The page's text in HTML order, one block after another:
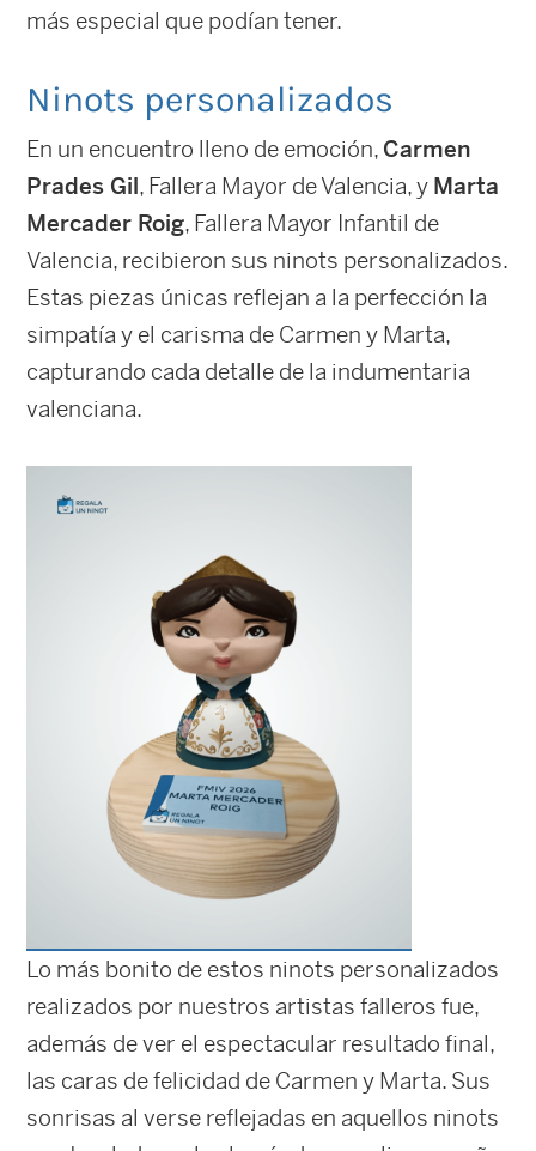
más especial que podían tener.
Ninots personalizados
En un encuentro lleno de emoción, Carmen
Prades Gil, Fallera Mayor de Valencia, y Marta
Mercader Roig, Fallera Mayor Infantil de
Valencia, recibieron sus ninots personalizados.
Estas piezas únicas reflejan a la perfección la
simpatía y el carisma de Carmen y Marta,
capturando cada detalle de la indumentaria
valenciana.
Lo más bonito de estos ninots personalizados
realizados por nuestros artistas falleros fue,
además de ver el espectacular resultado final,
las caras de felicidad de Carmen y Marta. Sus
sonrisas al verse reflejadas en aquellos ninots